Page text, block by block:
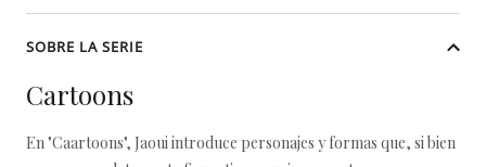
SOBRE LA SERIE
Cartoons
En "Caartoons", Jaoui introduce personajes y formas que, si bien